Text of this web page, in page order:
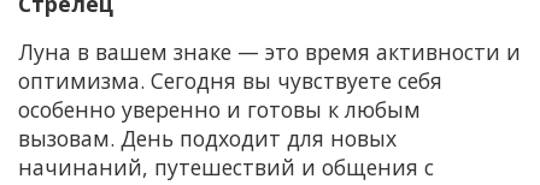
Луна в вашем знаке — это время активности и
оптимизма. Сегодня вы чувствуете себя
особенно уверенно и готовы к любым
вызовам. День подходит для новых
начинаний, путешествий и общения с